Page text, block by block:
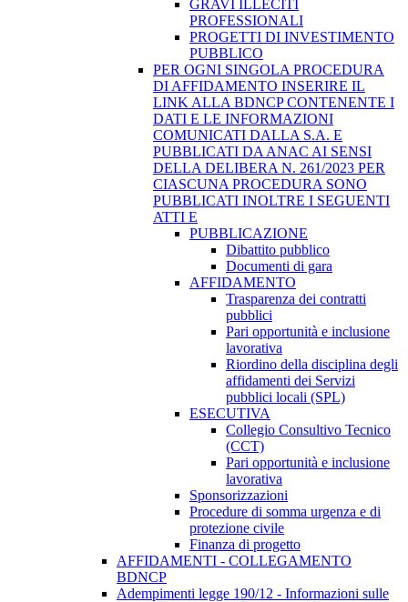
GRAVI ILLECITI
PROFESSIONALI
PROGETTI DI INVESTIMENTO
PUBBLICO
PER OGNI SINGOLA PROCEDURA
DI AFFIDAMENTO INSERIRE IL
LINK ALLA BDNCP CONTENENTE I
DATI E LE INFORMAZIONI
COMUNICATI DALLA S.A. E
PUBBLICATI DA ANAC AI SENSI
DELLA DELIBERA N. 261/2023 PER
CIASCUNA PROCEDURA SONO
PUBBLICATI INOLTRE I SEGUENTI
ATTI E
PUBBLICAZIONE
Dibattito pubblico
Documenti di gara
AFFIDAMENTO
Trasparenza dei contratti
pubblici
Pari opportunità e inclusione
lavorativa
Riordino della disciplina degli
affidamenti dei Servizi
pubblici locali (SPL)
ESECUTIVA
Collegio Consultivo Tecnico
(CCT)
Pari opportunità e inclusione
lavorativa
Sponsorizzazioni
Procedure di somma urgenza e di
protezione civile
Finanza di progetto
AFFIDAMENTI - COLLEGAMENTO
BDNCP
Adempimenti legge 190/12 - Informazioni sulle